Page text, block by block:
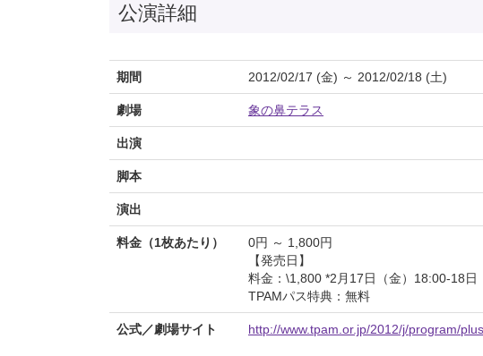
公演詳細
期間 2012/02/17 (金) ～ 2012/02/18 (土)
劇場 象の鼻テラス
出演
脚本
演出
料金（1枚あたり）
0円 ～ 1,800円
【発売日】
料金：\1,800 *2月17日（金）18:00-18
TPAMパス特典：無料
公式／劇場サイト http://www.tpam.or.jp/2012/j/program/